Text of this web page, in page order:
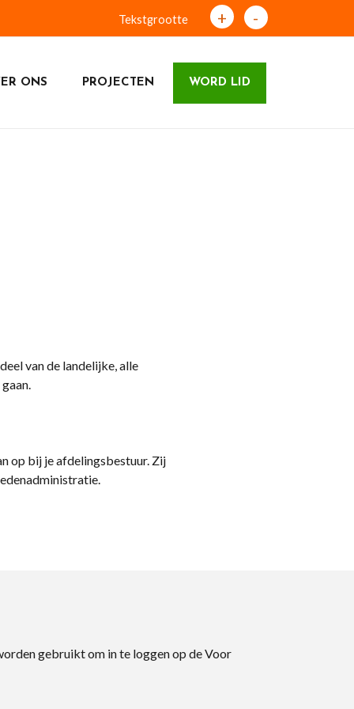
Tekstgrootte + -
ONS PROJECTEN WORD LID
van de landelijke, alle
op bij je afdelingsbestuur. Zij
gebruikt om in te loggen op de Voor